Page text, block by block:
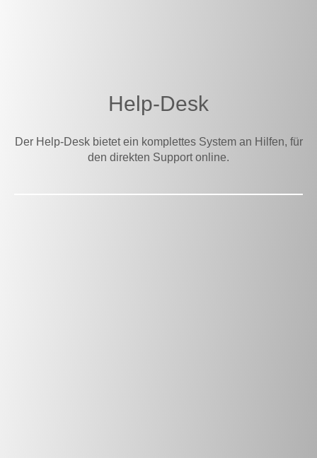
Help-Desk
Der Help-Desk bietet ein komplettes System an Hilfen, für
den direkten Support online.